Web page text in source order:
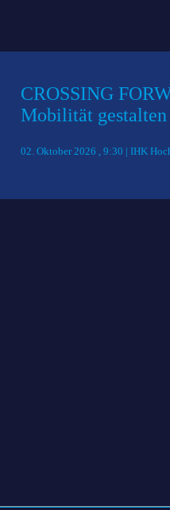
CROSSING
Mobilität gestalten
02. Oktober 2026 , 9:30 | IHK